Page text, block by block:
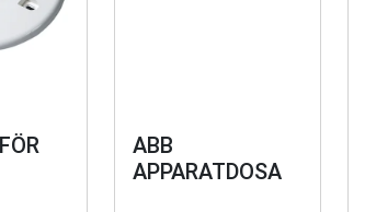
ABB
APPARATDOSA